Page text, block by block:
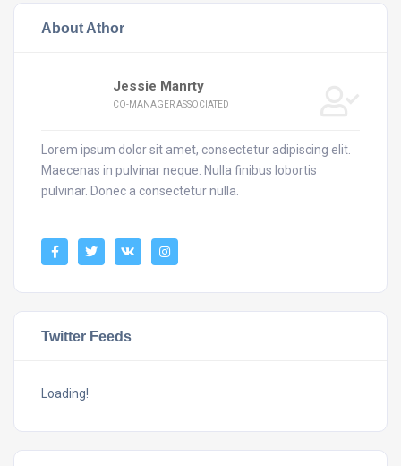
About Athor
Jessie Manrty
CO-MANAGER ASSOCIATED
Lorem ipsum dolor sit amet, consectetur adipiscing elit.
Maecenas in pulvinar neque. Nulla finibus lobortis
pulvinar. Donec a consectetur nulla.
Twitter Feeds
Loading!